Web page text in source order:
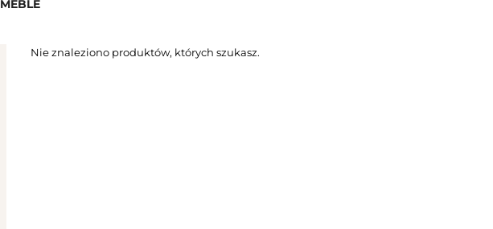
MEBLE
Nie znaleziono produktów, których szukasz.